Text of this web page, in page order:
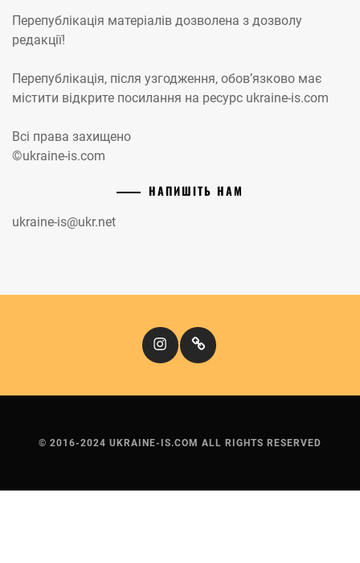
Перепублікація матеріалів дозволена з дозволу
редакції!
Перепублікація, після узгодження, обов’язково має
містити відкрите посилання на ресурс ukraine-is.com
Всі права захищено
©ukraine-is.com
НАПИШІТЬ НАМ
ukraine-is@ukr.net
InstagramКіномандри
© 2016-2024 UKRAINE-IS.COM ALL RIGHTS RESERVED